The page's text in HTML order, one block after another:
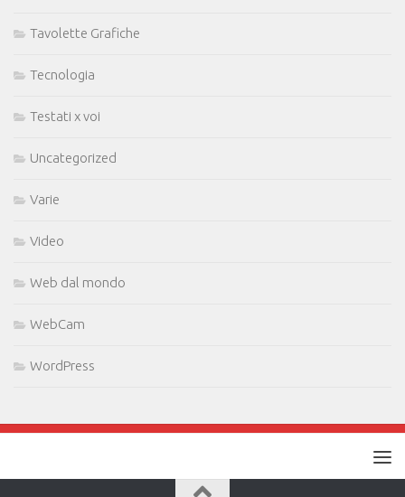
Tavolette Grafiche
Tecnologia
Testati x voi
Uncategorized
Varie
Video
Web dal mondo
WebCam
WordPress